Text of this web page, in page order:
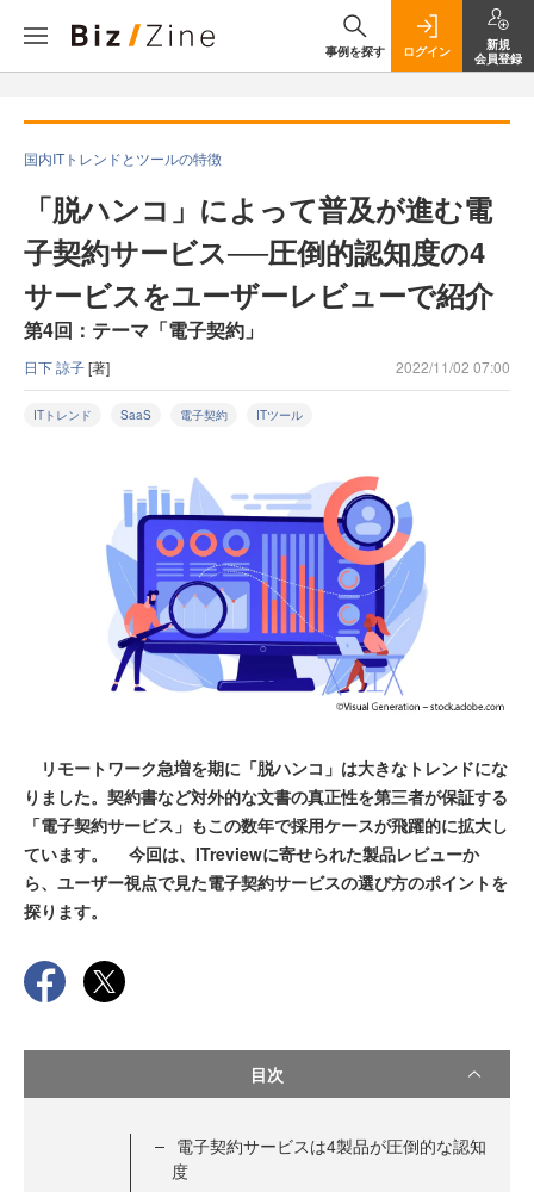
事例を探す ログイン
新規
会員登録
国内ITトレンドとツールの特徴
「脱ハンコ」によって普及が進む電
子契約サービス──圧倒的認知度の4
サービスをユーザーレビューで紹介
第4回：テーマ「電子契約」
日下 諒子[著] 2022/11/02 07:00
ITトレンド SaaS 電子契約 ITツール
リモートワーク急増を期に「脱ハンコ」は大きなトレンドにな
りました。契約書など対外的な文書の真正性を第三者が保証する
「電子契約サービス」もこの数年で採用ケースが飛躍的に拡大し
ています。 今回は、ITreviewに寄せられた製品レビューか
ら、ユーザー視点で見た電子契約サービスの選び方のポイントを
探ります。
目次
電子契約サービスは4製品が圧倒的な認知
度